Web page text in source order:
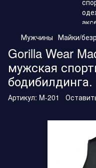
Мужчины Майки/
Gorilla Wear
мужская
бодибилдинга.
Артикул: M-201